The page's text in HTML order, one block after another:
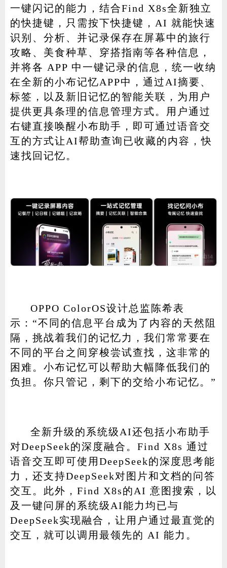
一键闪记的能力，结合Find X8s全新独立
的快捷键，只需按下快捷键，AI 就能快速
识别、分析、并记录保存在屏幕中的旅行
攻略、美食种草、穿搭指南等各种信息，
并将各 APP 中一键记录的信息，统一收纳
在全新的小布记忆APP中，通过AI摘要、
标签，以及新旧记忆的智能关联，为用户
提供更具条理的信息管理方式。用户通过
右键直接唤醒小布助手，即可通过语音交
互的方式让AI帮助查询已收藏的内容，快
速找回记忆。
OPPO ColorOS设计总监陈希表
示：“不同的信息平台成为了内容的天然阻
隔，挑战着我们的记忆力，我们常常要在
不同的平台之间穿梭尝试查找，这非常的
困难。小布记忆可以帮助大幅降低我们的
负担。你只管记，剩下的交给小布记忆。”
全新升级的系统级AI还包括小布助手
对DeepSeek的深度融合。Find X8s 通过
语音交互即可使用DeepSeek的深度思考能
力，还支持DeepSeek对图片和文档的问答
交互。此外，Find X8s的AI 意图搜索，以
及一键问屏的系统级AI能力均已与
DeepSeek实现融合，让用户通过最直觉的
交互，就可以调用最领先的 AI 能力。